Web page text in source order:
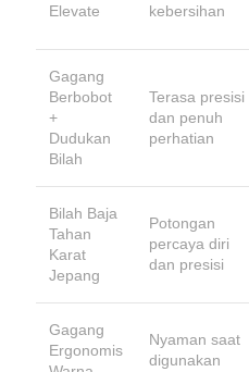
Elevate
kebersihan
Gagang
Berbobot
+
Dudukan
Bilah
Terasa presisi
dan penuh
perhatian
Bilah Baja
Tahan
Karat
Jepang
Potongan
percaya diri
dan presisi
Gagang
Ergonomis
Nyaman saat
digunakan